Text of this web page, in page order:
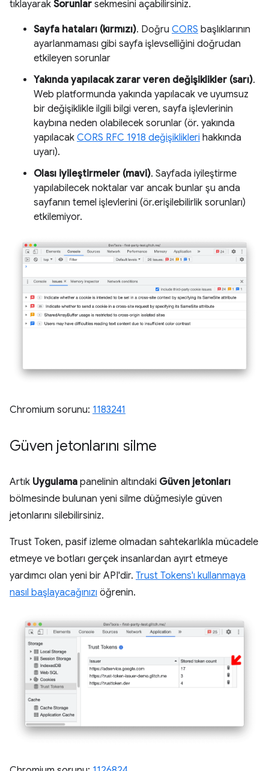
tıklayarak Sorunlar sekmesini açabilirsiniz.
Sayfa hataları (kırmızı). Doğru CORS başlıklarının
ayarlanmaması gibi sayfa işlevselliğini doğrudan
etkileyen sorunlar
Yakında yapılacak zarar veren değişiklikler (sarı).
Web platformunda yakında yapılacak ve uyumsuz
bir değişiklikle ilgili bilgi veren, sayfa işlevlerinin
kaybına neden olabilecek sorunlar (ör. yakında
yapılacak CORS RFC 1918 değişiklikleri hakkında
uyarı).
Olası iyileştirmeler (mavi). Sayfada iyileştirme
yapılabilecek noktalar var ancak bunlar şu anda
sayfanın temel işlevlerini (ör.erişilebilirlik sorunları)
etkilemiyor.
Chromium sorunu: 1183241
Güven jetonlarını silme
Artık Uygulama panelinin altındaki Güven jetonları
bölmesinde bulunan yeni silme düğmesiyle güven
jetonlarını silebilirsiniz.
Trust Token, pasif izleme olmadan sahtekarlıkla mücadele
etmeye ve botları gerçek insanlardan ayırt etmeye
yardımcı olan yeni bir API'dir. Trust Tokens'ı kullanmaya
nasıl başlayacağınızı öğrenin.